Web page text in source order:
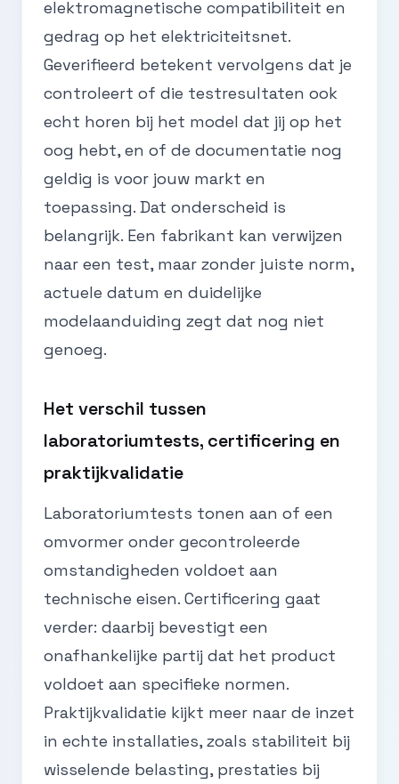
elektromagnetische compatibiliteit en
gedrag op het elektriciteitsnet.
Geverifieerd betekent vervolgens dat je
controleert of die testresultaten ook
echt horen bij het model dat jij op het
oog hebt, en of de documentatie nog
geldig is voor jouw markt en
toepassing. Dat onderscheid is
belangrijk. Een fabrikant kan verwijzen
naar een test, maar zonder juiste norm,
actuele datum en duidelijke
modelaanduiding zegt dat nog niet
genoeg.
Het verschil tussen
laboratoriumtests, certificering en
praktijkvalidatie
Laboratoriumtests tonen aan of een
omvormer onder gecontroleerde
omstandigheden voldoet aan
technische eisen. Certificering gaat
verder: daarbij bevestigt een
onafhankelijke partij dat het product
voldoet aan specifieke normen.
Praktijkvalidatie kijkt meer naar de inzet
in echte installaties, zoals stabiliteit bij
wisselende belasting, prestaties bij